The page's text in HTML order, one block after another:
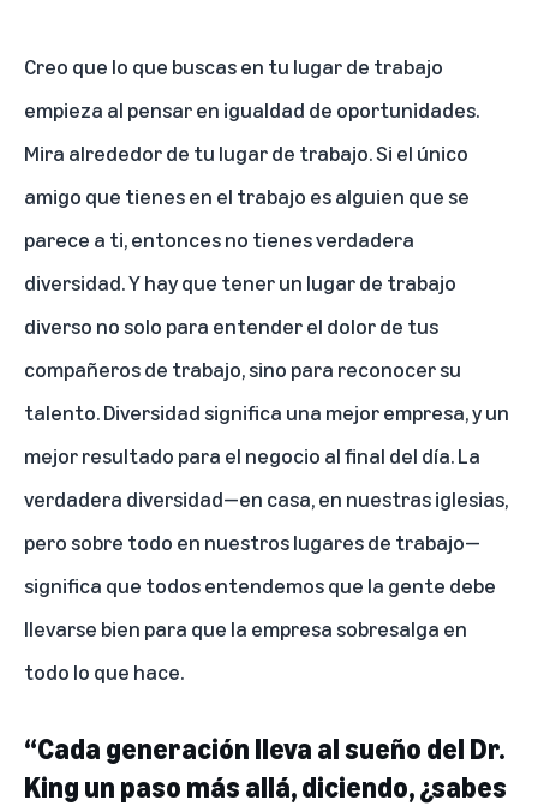
Creo que lo que buscas en tu lugar de trabajo
empieza al pensar en igualdad de oportunidades.
Mira alrededor de tu lugar de trabajo. Si el único
amigo que tienes en el trabajo es alguien que se
parece a ti, entonces no tienes verdadera
diversidad. Y hay que tener un lugar de trabajo
diverso no solo para entender el dolor de tus
compañeros de trabajo, sino para reconocer su
talento. Diversidad significa una mejor empresa, y un
mejor resultado para el negocio al final del día. La
verdadera diversidad—en casa, en nuestras iglesias,
pero sobre todo en nuestros lugares de trabajo—
significa que todos entendemos que la gente debe
llevarse bien para que la empresa sobresalga en
todo lo que hace.
“Cada generación lleva al sueño del Dr.
King un paso más allá, diciendo, ¿sabes